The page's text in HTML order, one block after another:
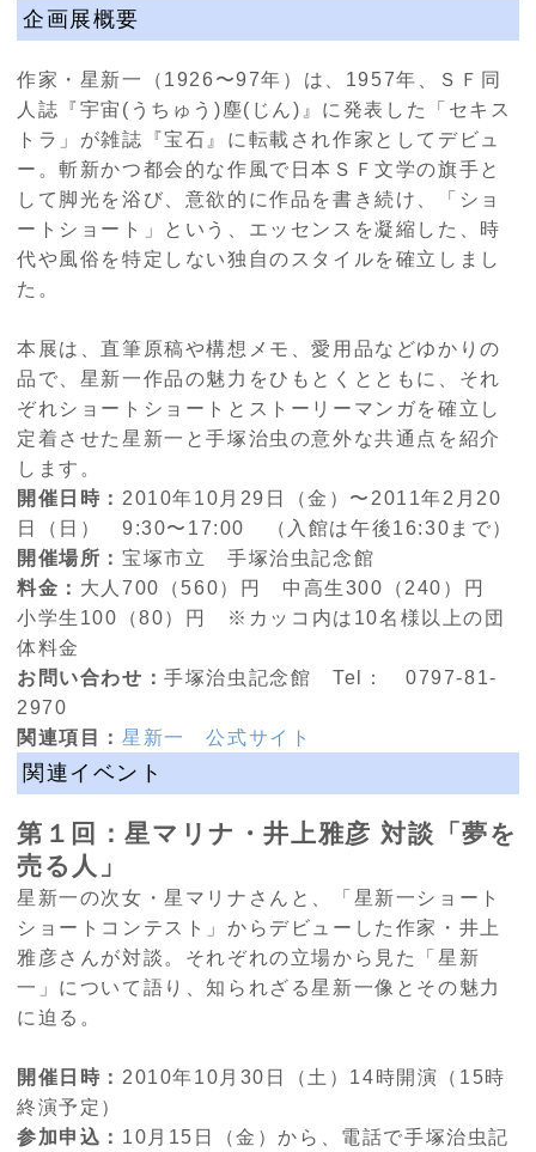
企画展概要
作家・星新一（1926〜97年）は、1957年、ＳＦ同
人誌『宇宙(うちゅう)塵(じん)』に発表した「セキス
トラ」が雑誌『宝石』に転載され作家としてデビュ
ー。斬新かつ都会的な作風で日本ＳＦ文学の旗手と
して脚光を浴び、意欲的に作品を書き続け、「ショ
ートショート」という、エッセンスを凝縮した、時
代や風俗を特定しない独自のスタイルを確立しまし
た。
本展は、直筆原稿や構想メモ、愛用品などゆかりの
品で、星新一作品の魅力をひもとくとともに、それ
ぞれショートショートとストーリーマンガを確立し
定着させた星新一と手塚治虫の意外な共通点を紹介
します。
開催日時： 2010年10月29日（金）〜2011年2月20
日（日） 9:30〜17:00 （入館は午後16:30まで）
開催場所： 宝塚市立 手塚治虫記念館
料金： 大人700（560）円 中高生300（240）円
小学生100（80）円 ※カッコ内は10名様以上の団
体料金
お問い合わせ：手塚治虫記念館 Tel： 0797-81-
2970
関連項目： 星新一 公式サイト
関連イベント
第１回：星マリナ・井上雅彦 対談「夢を
売る人」
星新一の次女・星マリナさんと、「星新一ショート
ショートコンテスト」からデビューした作家・井上
雅彦さんが対談。それぞれの立場から見た「星新
一」について語り、知られざる星新一像とその魅力
に迫る。
開催日時： 2010年10月30日（土）14時開演（15時
終演予定）
参加申込： 10月15日（金）から、電話で手塚治虫記